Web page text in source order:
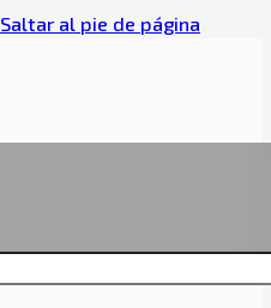
Saltar al pie de página